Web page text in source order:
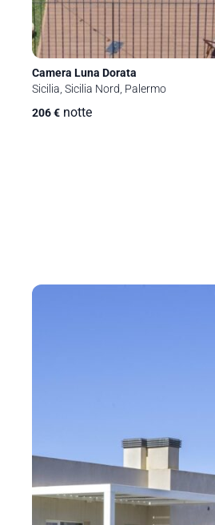
Camera Luna Dorata
Sicilia, Sicilia Nord, Palermo
206€ notte